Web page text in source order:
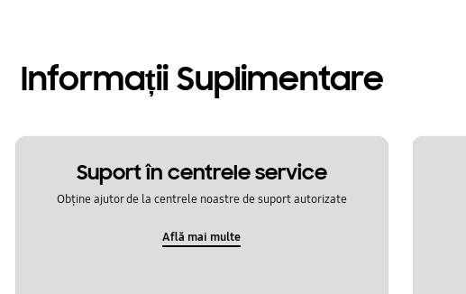
Informații Suplimentare
Suport în centrele service
Obține ajutor de la centrele noastre de suport autorizate
Află mai multe